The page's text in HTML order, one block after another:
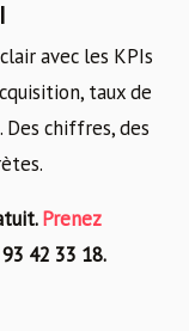
avec les KPIs
taux de
Des chiffres, des
Prenez
42 33 18.